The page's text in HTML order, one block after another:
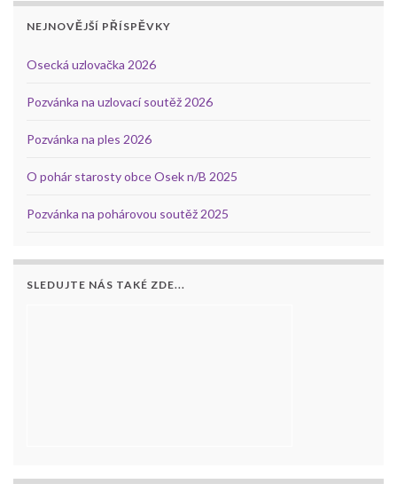
NEJNOVĚJŠÍ PŘÍSPĚVKY
Osecká uzlovačka 2026
Pozvánka na uzlovací soutěž 2026
Pozvánka na ples 2026
O pohár starosty obce Osek n/B 2025
Pozvánka na pohárovou soutěž 2025
SLEDUJTE NÁS TAKÉ ZDE...